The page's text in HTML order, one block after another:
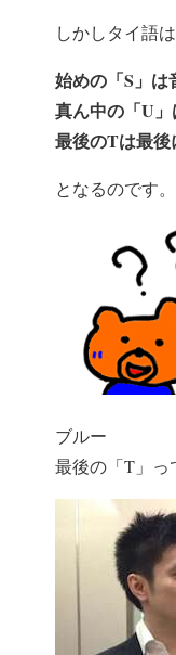
しかしタイ語
始めの「S」
真ん中の「U
最後のTは最
となるのです。
ブルー
最後の「T」っ